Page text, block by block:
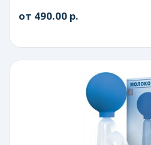
от 490.00 р.